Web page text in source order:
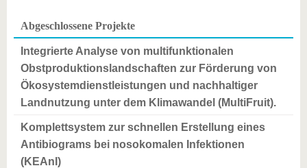
Partnerschaften
Strukturwandel
NachwuchsNach
Studium
Mit der
BTU ins
Ausland
Für
Studierende
Kontakt
an der
BTU
Innovative
Transferprojekte
Lernen
kennen
Region
Abgeschlossene Projekte
Integrierte Analyse von multifunktionalen
Obstproduktionslandschaften zur Förderung von
Ökosystemdienstleistungen und nachhaltiger
Landnutzung unter dem Klimawandel (MultiFruit).
Komplettsystem zur schnellen Erstellung eines
Antibiograms bei nosokomalen Infektionen
(KEAnI)